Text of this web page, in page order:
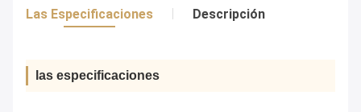
Las Especificaciones Descripción
las especificaciones